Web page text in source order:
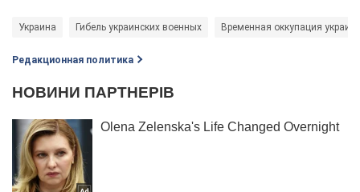
Украина Гибель украинских военных Временная оккупация
Редакционная политика